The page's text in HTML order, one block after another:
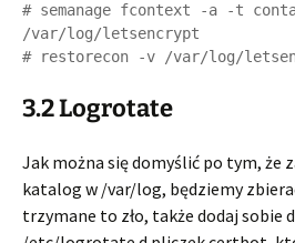
# semanage fcontext -a -t
/var/log/letsencrypt
3.2 Logrotate
Jak można się domyślić po tym, że
katalog w /var/log, będziemy
trzymane to zło, także dodaj sobie